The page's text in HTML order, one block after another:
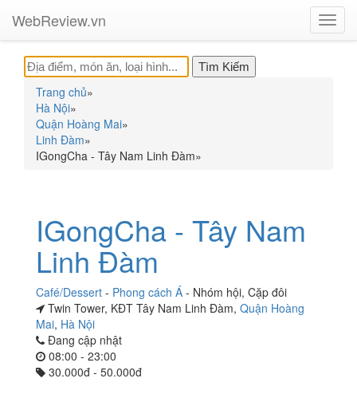
WebReview.vn
Trang chủ»
Hà Nội»
Quận Hoàng Mai»
Linh Đàm»
IGongCha - Tây Nam Linh Đàm»
IGongCha - Tây Nam
Linh Đàm
Café/Dessert - Phong cách Á - Nhóm hội, Cặp đôi
Twin Tower, KĐT Tây Nam Linh Đàm, Quận Hoàng
Mai, Hà Nội
Đang cập nhật
08:00 - 23:00
30.000đ - 50.000đ